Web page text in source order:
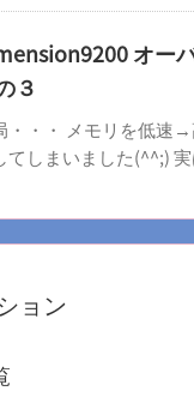
オー
３
・・・ メモリを低速
てしまいました(^^;)
ョン